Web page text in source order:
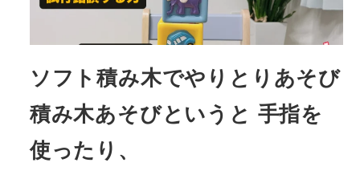
ソフト積み木でやりとりあそび
積み木あそびというと 手指を
使ったり、